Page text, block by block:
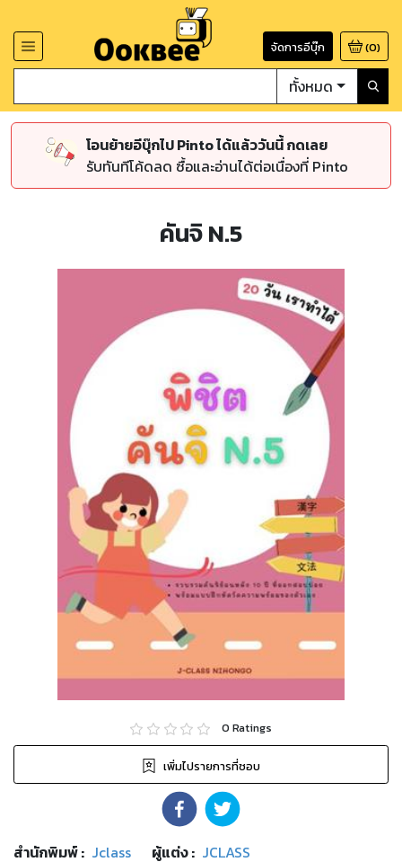
จัดการอีบุ๊ก (0)
ทั้งหมด
โอนย้ายอีบุ๊กไป Pinto ได้แล้ววันนี้ กดเลย
รับทันทีโค้ดลด ซื้อและอ่านได้ต่อเนื่องที่ Pinto
คันจิ N.5
0 Ratings
เพิ่มไปรายการที่ชอบ
สำนักพิมพ์: Jclass ผู้แต่ง : JCLASS